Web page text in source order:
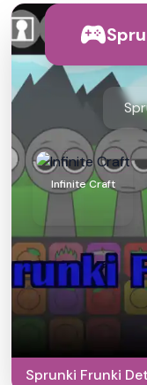
Infinite Craft
Sprunki Frunki